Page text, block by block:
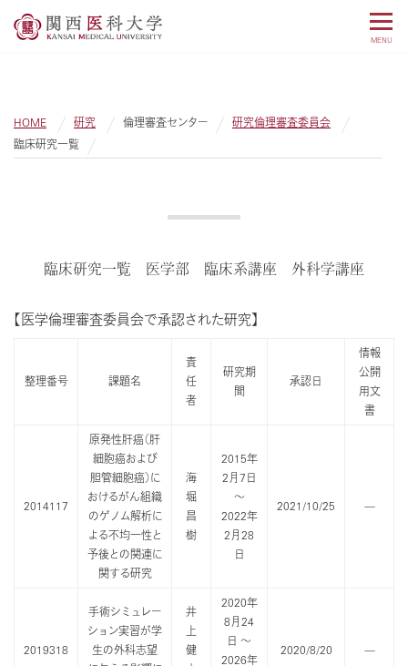
MENU
HOME 研究 倫理審査センター
研究倫理審査委員会
臨床研究一覧
臨床研究一覧 医学部 臨床系講座 外科学講座
【医学倫理審査委員会で承認された研究】
整理番号 課題名
責
任
者
研究期
間
承認日
情報
公開
用文
書
2014117
原発性肝癌（肝
細胞癌および
胆管細胞癌）に
おけるがん組織
のゲノム解析に
よる不均一性と
予後との関連に
関する研究
海
堀
昌
樹
2015年
2月7日
～
2022年
2月28
日
2021/10/25 —
2019318
手術シミュレー
ション実習が学
生の外科志望
井
上
健
2020年
8月24
日 ～
2026年
2020/8/20 —